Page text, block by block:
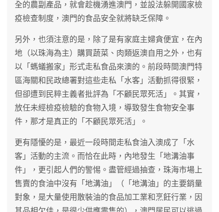
全的農副產品，就會趁機湧進澳門，並設法躲開國家檢
疫檢查制度，澳門的食品安全就將缺乏保障。
另外，也須注意的是，除了是有家庭主婦貪便宜，在內
地（以珠海為主）購買蔬菜、肉類返澳自用之外，也有
以「螞蟻搬家」形式走私食品來澳的。前段時間澳門特
區海關和民政總署對這些走私「水客」活動抓得很緊，
但卻遭到民粹主義者批評為「不顧民眾死活」。其實，
放任未經檢疫檢驗的食物入境，導致發生食物安全事
件，那才是真正的「不顧民眾死活」。
更有隱懮的是，最近一段時間走私食油入澳成了「水
客」活動的主流。而恰在此時，內地發生「地溝油事
件」，更引起人們的警惕。盡管經過抽查，珠海市場上
售賣的食油中沒有「地溝油」（「地溝油」的主要銷量
對象，是大量使用散裝油的食品加工業和烹飪行業，因